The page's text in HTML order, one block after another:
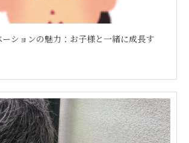
ーションの魅力：お子様と一緒に成長す